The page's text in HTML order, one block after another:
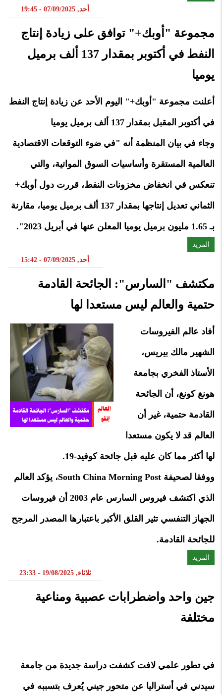
أحد, 07/09/2025 - 19:45
مجموعة "أوبك+" توافق على زيادة إنتاج
النفط في أكتوبر بمقدار 137 ألف برميل
يوميا
أعلنت مجموعة "أوبك+" اليوم الأحد عن زيادة إنتاج النفط
في أكتوبر المقبل بمقدار 137 ألف برميل يوميا
وجاء في بيان المنظمة أنه "في ضوء التوقعات الاقتصادية
العالمية المستقرة وأساسيات السوق المواتية، والتي
تنعكس في انخفاض مخزونات النفط، قررت دول أوبك+
الثماني تعديل إنتاجها بمقدار 137 ألف برميل يوميا، مقارنة
بـ 1.65 مليون برميل يوميا المعلن عنها في أبريل 2023".
المزيد
أحد, 07/09/2025 - 15:42
مكتشف "السارس": الجائحة القادمة
حتمية والعالم ليس مستعدا لها
أفاد عالم الفيروسات
الشهير مالك بيريس،
الأستاذ الفخري بجامعة
هونغ كونغ، أن الجائحة
القادمة حتمية، غير أن
العالم قد لا يكون مستعدا
لها أكثر مما كان عليه قبل جائحة كوفيد-19.
ووفقا لصحيفة South China Morning Post، يؤكد العالم
الذي اكتشف فيروس السارس عام 2003 أن فيروسات
الجهاز التنفسي تثير القلق الأكبر باعتبارها المصدر المرجح
للجائحة القادمة.
المزيد
ثلاثاء, 19/08/2025 - 23:33
جين واحد واضطرابات عصبية ومناعية
مختلفة
في تطور علمي لافت كشفت دراسة جديدة من جامعة
سيدني في أستراليا عن متحور جيني يُعرف بتسببه في